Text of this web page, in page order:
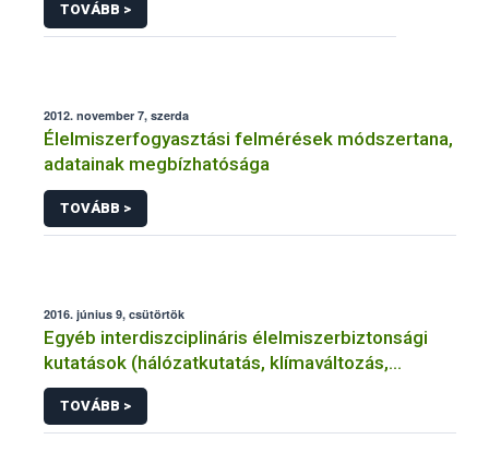
TOVÁBB >
2012. november 7, szerda
Élelmiszerfogyasztási felmérések módszertana,
adatainak megbízhatósága
TOVÁBB >
2016. június 9, csütörtök
Egyéb interdiszciplináris élelmiszerbiztonsági
kutatások (hálózatkutatás, klímaváltozás,
járványtan) referencialistája
TOVÁBB >